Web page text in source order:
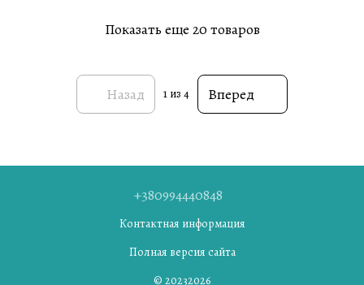
Показать еще 20 товаров
Назад 1 из 4 Вперед
+380994440848
Контактная информация
Полная версия сайта
© 20232026